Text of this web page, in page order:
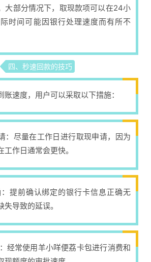
大部分情况下，取现款项可以在24小
时间可能因银行处理速度而有所不
四、秒速回款的技巧
账速度，用户可以采取以下措施：
：尽量在工作日进行取现申请，因为
作日通常会更快。
提前确认绑定的银行卡信息正确无
导致的延误。
经常使用羊小咩便荔卡包进行消费和